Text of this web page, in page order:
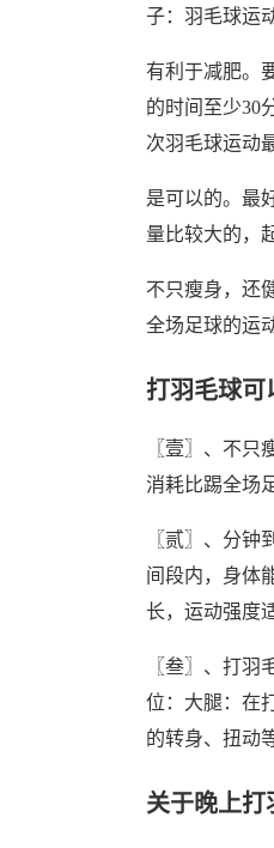
子：羽毛球运
有利于减肥。
的时间至少30
次羽毛球运动
是可以的。最
量比较大的，
不只瘦身，还
全场足球的运
打羽毛球可
〖壹〗、不
消耗比踢全场
〖贰〗、分
间段内，身体
长，运动强度
〖叁〗、打
位：大腿：在
的转身、扭动
关于晚上打